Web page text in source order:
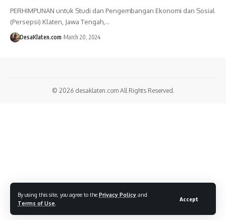
By using this site, you agree to the Privacy Policy and
Terms of Use
Accept
PERHIMPUNAN untuk Studi dan Pengembangan Ekonomi dan Sosial
(Persepsi) Klaten, Jawa Tengah,…
DesaKlaten.com March 20, 2024
© 2026 desaklaten.comAll Rights Reserved.